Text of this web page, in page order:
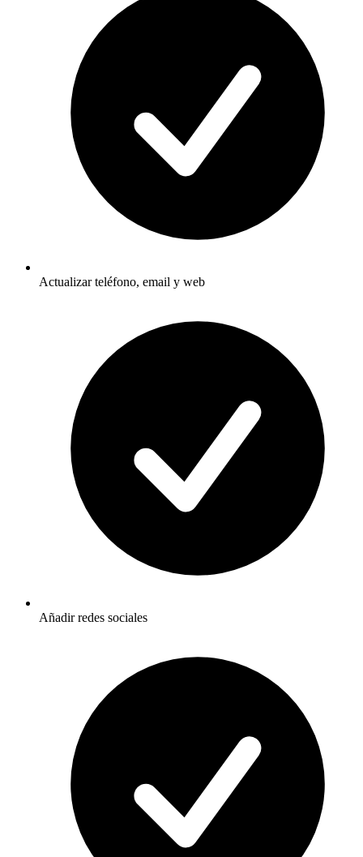
Actualizar teléfono, email y web
Añadir redes sociales